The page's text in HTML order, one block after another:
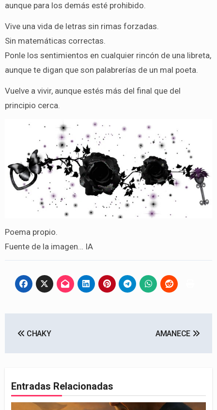
aunque para los demás esté prohibido.
Vive una vida de letras sin rimas forzadas.
Sin matemáticas correctas.
Ponle los sentimientos en cualquier rincón de una libreta,
aunque te digan que son palabrerías de un mal poeta.
Vuelve a vivir, aunque estés más del final que del
principio cerca.
Poema propio.
Fuente de la imagen… IA
de
CHAKY AMANECE
Entradas Relacionadas